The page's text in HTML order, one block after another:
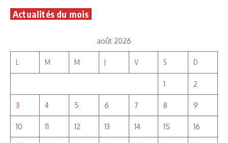
Actualités du mois
août 2026
L M M J V S D
1 2
3 4 5 6 7 8 9
10 11 12 13 14 15 16